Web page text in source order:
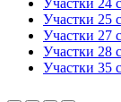
Участки 24
Участки 25
Участки 27
Участки 28
Участки 35